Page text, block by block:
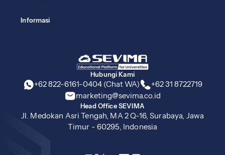
Hubungi Kami
+62 822-6161-0404 (Chat WA)
+62 31 8722719
marketing@sevima.co.id
Head Office SEVIMA
Jl. Medokan Asri Tengah, MA 2 Q-16, Surabaya, Jawa
Timur - 60295, Indonesia
Informasi